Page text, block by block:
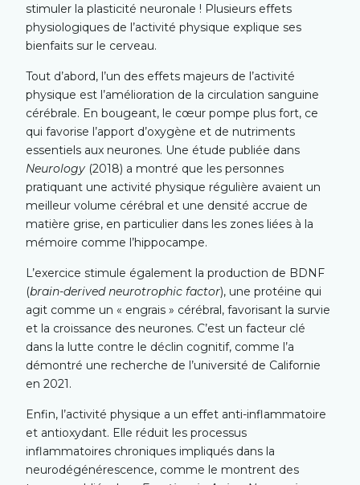
stimuler la plasticité neuronale ! Plusieurs effets
physiologiques de l’activité physique explique ses
bienfaits sur le cerveau.
Tout d’abord, l’un des effets majeurs de l’activité
physique est l’amélioration de la circulation sanguine
cérébrale. En bougeant, le cœur pompe plus fort, ce
qui favorise l’apport d’oxygène et de nutriments
essentiels aux neurones. Une étude publiée dans
Neurology (2018) a montré que les personnes
pratiquant une activité physique régulière avaient un
meilleur volume cérébral et une densité accrue de
matière grise, en particulier dans les zones liées à la
mémoire comme l’hippocampe.
L’exercice stimule également la production de BDNF
(brain-derived neurotrophic factor), une protéine qui
agit comme un « engrais » cérébral, favorisant la survie
et la croissance des neurones. C’est un facteur clé
dans la lutte contre le déclin cognitif, comme l’a
démontré une recherche de l’université de Californie
en 2021.
Enfin, l’activité physique a un effet anti-inflammatoire
et antioxydant. Elle réduit les processus
inflammatoires chroniques impliqués dans la
neurodégénérescence, comme le montrent des